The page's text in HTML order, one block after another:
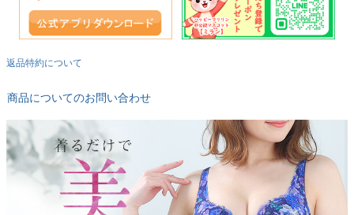
返品特約について
商品についてのお問い合わせ